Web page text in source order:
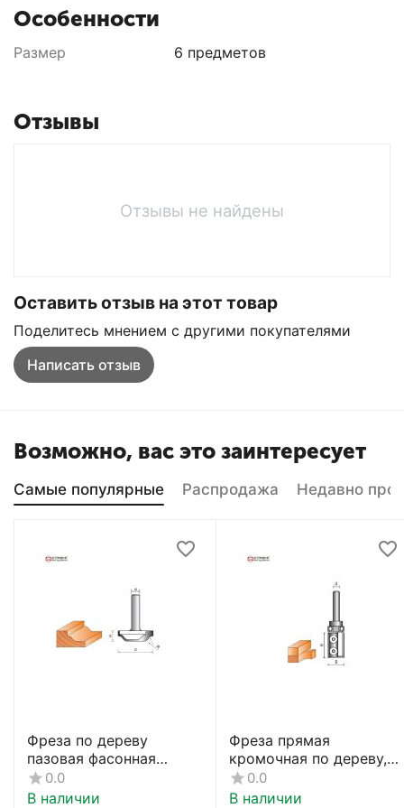
Особенности
Размер 6 предметов
Отзывы
Отзывы не найдены
Оставить отзыв на этот товар
Поделитесь мнением с другими покупателями
Написать отзыв
Возможно, вас это заинтересует
Самые популярные Распродажа Недавно
Фреза по дереву
пазовая фасонная
CTФ-2154
0.0
В наличии
Фреза прямая
кромочная по дереву,
8х19Dх40H мм, CTФ-121
0.0
В наличии